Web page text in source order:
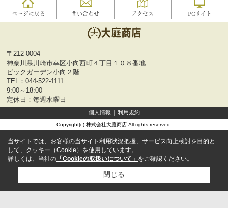
ページに戻る 問い合わせ アクセス PCサイト
〒212-0004
神奈川県川崎市幸区小向西町４丁目１０８番地
ビックガーデン小向２階
TEL： 044-522-1111
9:00～18:00
定休日：毎週水曜日
個人情報 利用規約
Copyright(c) 株式会社大庭商店 All rights reserved.
当サイトでは、お客様の当サイト利用状況把握、サービス向上検討を目的と
して、クッキー（Cookie）を使用しています。
詳しくは、当社の 「Cookieの取扱いについて」 をご確認ください。
閉じる